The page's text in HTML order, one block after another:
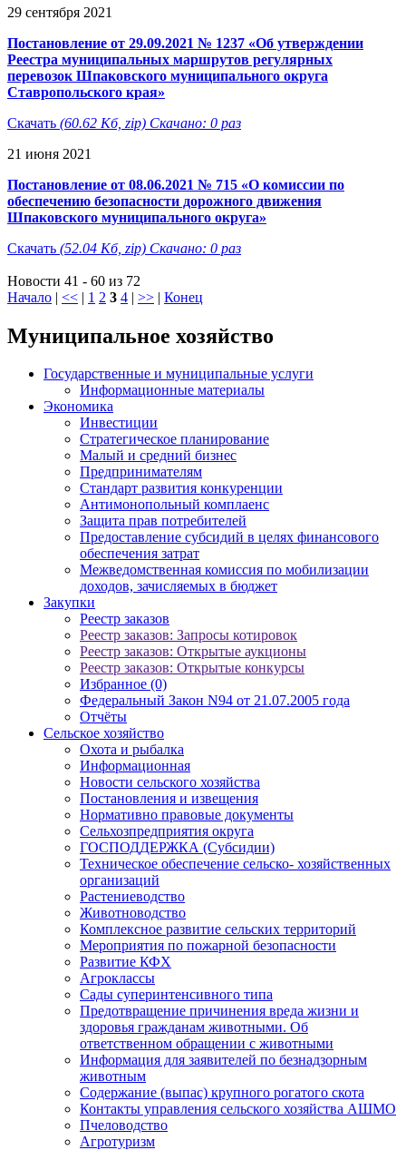
29 сентября 2021
Постановление от 29.09.2021 № 1237 «Об утверждении
Реестра муниципальных маршрутов регулярных
перевозок Шпаковского муниципального округа
Ставропольского края»
Скачать (60.62 Кб, zip) Скачано: 0 раз
21 июня 2021
Постановление от 08.06.2021 № 715 «О комиссии по
обеспечению безопасности дорожного движения
Шпаковского муниципального округа»
Скачать (52.04 Кб, zip) Скачано: 0 раз
Новости 41 - 60 из 72
Начало | << | 1 2 3 4 | >> | Конец
Муниципальное хозяйство
Государственные и муниципальные услуги
Информационные материалы
Экономика
Инвестиции
Стратегическое планирование
Малый и средний бизнес
Предпринимателям
Стандарт развития конкуренции
Антимонопольный комплаенс
Защита прав потребителей
Предоставление субсидий в целях финансового
обеспечения затрат
Межведомственная комиссия по мобилизации
доходов, зачисляемых в бюджет
Закупки
Реестр заказов
Реестр заказов: Запросы котировок
Реестр заказов: Открытые аукционы
Реестр заказов: Открытые конкурсы
Избранное (0)
Федеральный Закон N94 от 21.07.2005 года
Отчёты
Сельское хозяйство
Охота и рыбалка
Информационная
Новости сельского хозяйства
Постановления и извещения
Нормативно правовые документы
Сельхозпредприятия округа
ГОСПОДДЕРЖКА (Субсидии)
Техническое обеспечение сельско- хозяйственных
организаций
Растениеводство
Животноводство
Комплексное развитие сельских территорий
Мероприятия по пожарной безопасности
Развитие КФХ
Агроклассы
Сады суперинтенсивного типа
Предотвращение причинения вреда жизни и
здоровья гражданам животными. Об
ответственном обращении с животными
Информация для заявителей по безнадзорным
животным
Содержание (выпас) крупного рогатого скота
Контакты управления сельского хозяйства АШМО
Пчеловодство
Агротуризм